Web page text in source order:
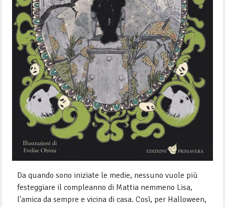
Da quando sono iniziate le medie, nessuno vuole più
festeggiare il compleanno di Mattia nemmeno Lisa,
l'amica da sempre e vicina di casa. Così, per Halloween,